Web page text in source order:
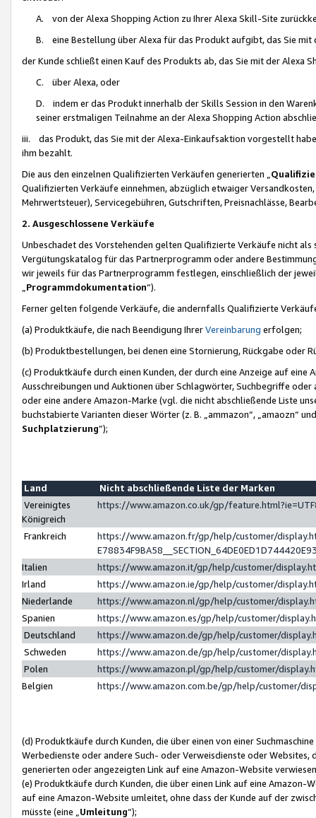
A. von der Alexa Shopping Action zu Ihrer Alexa Skill-Site
B. eine Bestellung über Alexa für das Produkt aufgibt, das Sie mit
der Kunde schließt einen Kauf des Produkts ab, das Sie mit der Alexa
C. über Alexa, oder
D. indem er das Produkt innerhalb der Skills Session in den
seiner erstmaligen Teilnahme an der Alexa Shopping Action
iii. das Produkt, das Sie mit der Alexa-Einkaufsaktion vorgestellt
ihm bezahlt.
Die aus den einzelnen Qualifizierten Verkäufen generierten „
Qualifizierten Verkäufe einnehmen, abzüglich etwaiger
Mehrwertsteuer), Servicegebühren, Gutschriften, Preisnachlässe,
2. Ausgeschlossene Verkäufe
Unbeschadet des Vorstehenden gelten Qualifizierte Verkäufe nicht
Vergütungskatalog für das Partnerprogramm oder andere
wir jeweils für das Partnerprogramm festlegen, einschließlich der
Programmdokumentation“).
Ferner gelten folgende Verkäufe, die andernfalls Qualifizierte
(a) Produktkäufe, die nach Beendigung IhrerVereinbarung erfolgen;
(b) Produktbestellungen, bei denen eine Stornierung, Rückgabe oder
(c) Produktkäufe durch einen Kunden, der durch eine Anzeige auf
Ausschreibungen und Auktionen über Schlagwörter, Suchbegriffe
oder eine andere Amazon-Marke (vgl. die nicht abschließende Liste
buchstabierte Varianten dieser Wörter (z. B. „ammazon“, „amaozn“
Suchplatzierung”);
Land
Nicht abschließende Liste der Marken
Vereinigtes
Königreich
https://www.amazon.co.uk/gp/
Frankreich
https://www.amazon.fr/gp/help/customer/
Italien
https://www.amazon.it/gp/help/customer/
Irland
https://www.amazon.ie/gp/help/customer/
Niederlande
https://www.amazon.nl/gp/help/customer/
Spanien
https://www.amazon.es/gp/help/customer/
Deutschland
https://www.amazon.de/gp/help/customer/
Schweden
https://www.amazon.de/gp/help/customer/
Polen
https://www.amazon.pl/gp/help/customer/
Belgien
https://www.amazon.com.be/gp/help/customer/
(d) Produktkäufe durch Kunden, die über einen von einer
Werbedienste oder andere Such- oder Verweisdienste oder Websites,
generierten oder angezeigten Link auf eine Amazon-Website
(e) Produktkäufe durch Kunden, die über einen Link auf eine
auf eine Amazon-Website umleitet, ohne dass der Kunde auf der
müsste (eine „ Umleitung“);